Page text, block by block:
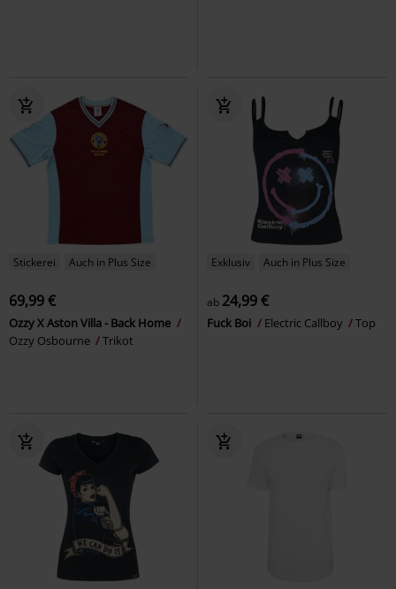
Stickerei Auch in Plus Size
69,99 €
Ozzy X Aston Villa - Back Home
Ozzy Osbourne
Trikot
Exklusiv Auch in Plus Size
ab 24,99 €
Fuck Boi Electric Callboy Top